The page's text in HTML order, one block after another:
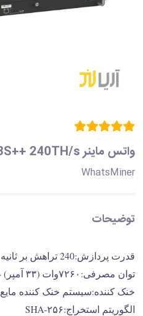
واتس ماینر M33S++ 240TH/s
WhatsMiner
توضیحات
قدرت پردازش:240 تراهش بر ثانیه
توان مصرفی:۷۲۶۰وات (۳۳ آمپر) - برق ۳ فاز
خنک کننده:سیستم خنک کننده مایع
الگوریتم استخراج:SHA-۲۵۶